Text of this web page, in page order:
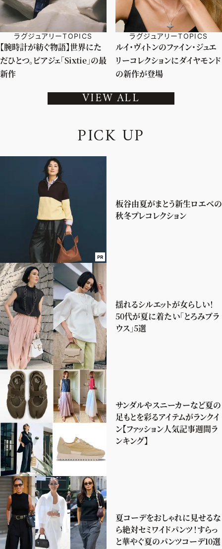
ラグジュアリーTOPICS
【腕時計が紡ぐ物語】世界にた
だひとつ。ピアジェ「Sixtie」の最
新作
ラグジュアリーTOPICS
ルイ・ヴィトンのファイン・ジュエ
リーコレクションにダイヤモンド
の新作が登場
VIEW ALL
PICK UP
PR
板谷由夏がまとう新生ロエベの
秋冬プレコレクション
揺れるシルエットが女らしい！
50代が夏に着たい「とろみブラ
ウス」5選
サンダルやスニーカーなど夏の
足もとを彩るアイテムがランクイ
ン【ファッション人気記事週間ラ
ンキング】
夏コーデをおしゃれに見せるな
ら絶対セミワイドパンツ！すらっ
と華やぐ夏のパンツコーデ10選